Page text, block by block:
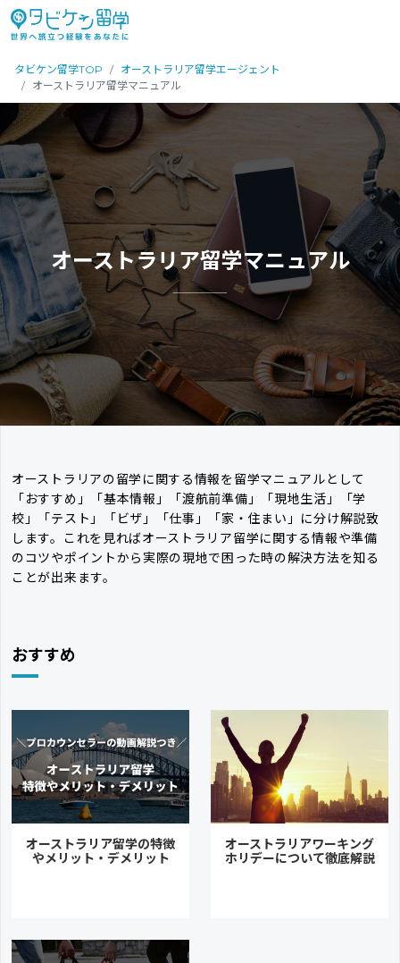
タビケン留学TOP
オーストラリア留学エージェント
オーストラリア留学マニュアル
オーストラリア留学マニュアル
オーストラリアの留学に関する情報を留学マニュアルとして
「おすすめ」「基本情報」「渡航前準備」「現地生活」「学
校」「テスト」「ビザ」「仕事」「家・住まい」に分け解説致
します。これを見ればオーストラリア留学に関する情報や準備
のコツやポイントから実際の現地で困った時の解決方法を知る
ことが出来ます。
おすすめ
オーストラリア留学の特徴
やメリット・デメリット
オーストラリアワーキング
ホリデーについて徹底解説